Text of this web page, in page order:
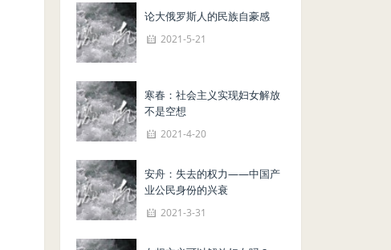
论大俄罗斯人的民族自豪感
2021-5-21
寒春：社会主义实现妇女解放
不是空想
2021-4-20
安舟：失去的权力——中国产
业公民身份的兴衰
2021-3-31